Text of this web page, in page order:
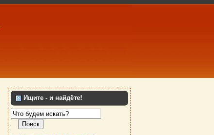
Ищите - и найдёте!
Поиск